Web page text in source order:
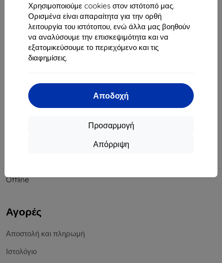
Χρησιμοποιούμε cookies στον ιστότοπό μας.
Ορισμένα είναι απαραίτητα για την ορθή
λειτουργία του ιστότοπου, ενώ άλλα μας βοηθούν
να αναλύσουμε την επισκεψιμότητα και να
εξατομικεύσουμε το περιεχόμενο και τις
διαφημίσεις.
Αποδοχή
Προσαρμογή
Απόρριψη
Οδός Rudolfa Mocka 3750/2A
841 04 Bratislava
Αριθμός Μητρώου Εταιρείας:46701494
ΑΦΜ ΦΠΑ:SK2023549671
Επικοινωνία
info@top4mobile.eu
Offline
Αγορές
Αποστολή και πληρωμή
Ιστολόγιο